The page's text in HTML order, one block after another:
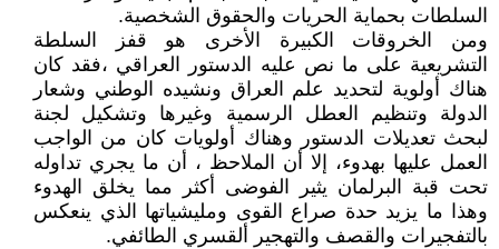
السلطات بحماية الحريات والحقوق الشخصية.
ومن الخروقات الكبيرة الأخرى هو قفز السلطة
التشريعية على ما نص عليه الدستور العراقي ،فقد كان
هناك أولوية لتحديد علم العراق ونشيده الوطني وشعار
الدولة وتنظيم العطل الرسمية وغيرها وتشكيل لجنة
لبحث تعديلات الدستور وهناك أولويات كان من الواجب
العمل عليها بهدوء، إلا أن الملاحظ ، أن ما يجري تداوله
تحت قبة البرلمان يثير الفوضى أكثر مما يخلق الهدوء
وهذا ما يزيد حدة صراع القوى ومليشياتها الذي ينعكس
بالتفجيرات والقصف والتهجير ألقسري الطائفي.